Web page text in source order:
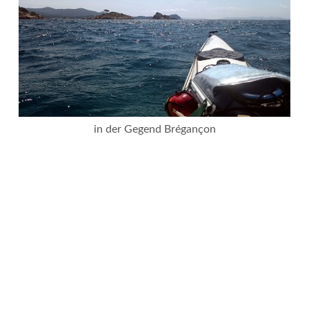
in der Gegend Brégançon